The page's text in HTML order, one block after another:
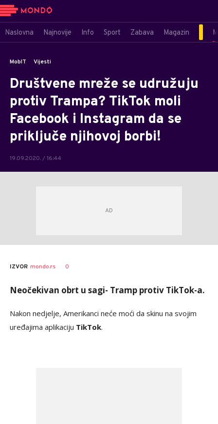
Naslovna Najnovije Info Sport Zabava Magazin
MobIT Vijesti
Društvene mreže se udružuju
protiv Trampa? TikTok moli
Facebook i Instagram da se
priključe njihovoj borbi!
19.09.2020. / 16:44
IZVOR mondo.rs 0
Neočekivan obrt u sagi- Tramp protiv TikTok-a.
Nakon nedjelje, Amerikanci neće moći da skinu na svojim
uređajima aplikaciju TikTok.